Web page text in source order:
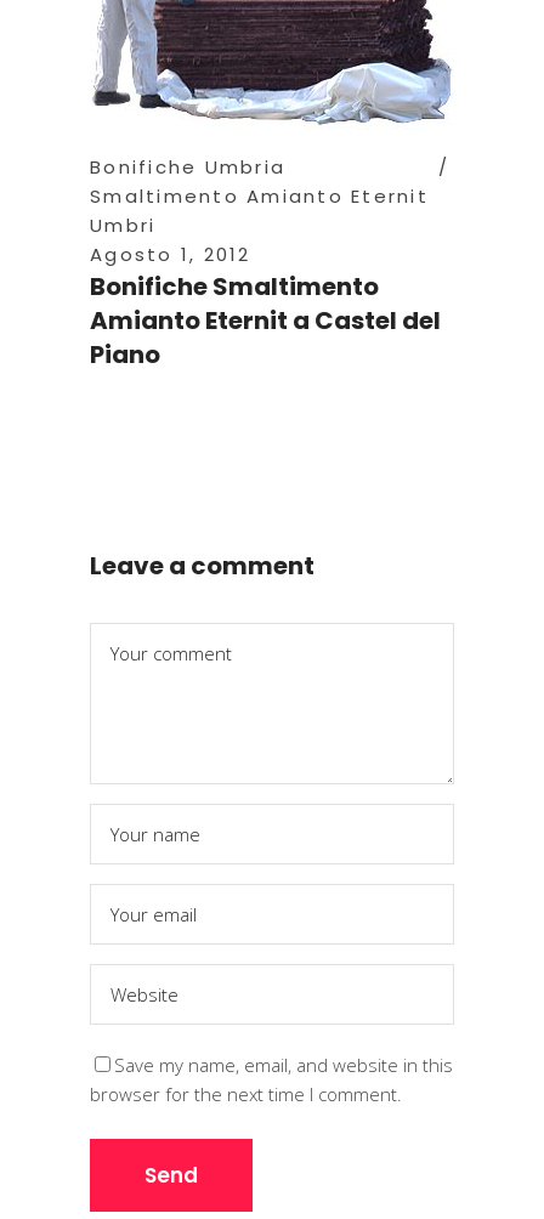
Bonifiche Umbria
Smaltimento Amianto Eternit
Umbri
Agosto 1, 2012
Bonifiche Smaltimento
Amianto Eternit a Castel del
Piano
Leave a comment
Save my name, email, and website in this
browser for the next time I comment.